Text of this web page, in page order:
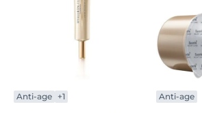
Anti-age +1 Anti-age